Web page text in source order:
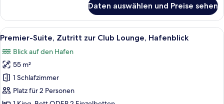
Suite,
Zutritt
zur
Lounge,
Hafenblick
Daten auswählen und Preise sehen
Alle
Fotos
für
Premier-
Suite,
Zutritt
zur
Ein modernes Hotelzimmer mit Blick
6
Premier-Suite, Zutritt zur Club Lounge, Hafenblick
Blick auf den Hafen
55 m²
1 Schlafzimmer
Platz für 2 Personen